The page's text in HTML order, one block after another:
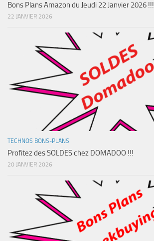
Bons Plans Amazon du Jeudi 22 Janvier 2026 !!!
22 JANVIER 2026
TECHNOS BONS-PLANS
Profitez des SOLDES chez DOMADOO !!!
20 JANVIER 2026